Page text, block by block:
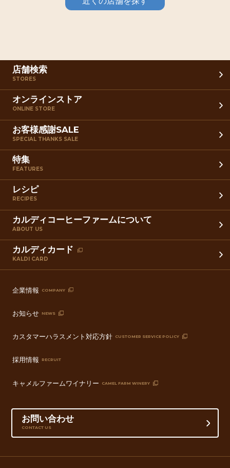
店舗検索
STORES
オンラインストア
ONLINE STORE
お客様感謝SALE
SPECIAL THANKS SALE
特集
FEATURES
レシピ
RECIPES
カルディコーヒーファームについて
ABOUT US
カルディカード
KALDI CARD
企業情報 COMPANY
お知らせ NEWS
カスタマーハラスメント対応方針 CUSTOMER SERVICE POLICY
採用情報 RECRUIT
キャメルファームワイナリー CAMEL FARM WINERY
お問い合わせ
CONTACT US